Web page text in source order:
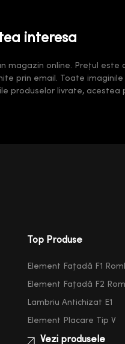
interesa
magazin online. Prețul
prin email. Toate
produselor livrate,
Top Produse
Element Fațadă F1
Element Fațadă F2
Lambriu Antichizat E1
Element Placare Tip V
Vezi produsele